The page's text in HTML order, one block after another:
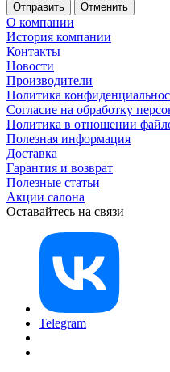
Отменить
О компании
История компании
Контакты
Новости
Производители
Политика
Согласие на обработку
Политика в отношении
Полезная информация
Доставка
Гарантия и возврат
Полезные статьи
Акции салона
Оставайтесь на связи
Telegram